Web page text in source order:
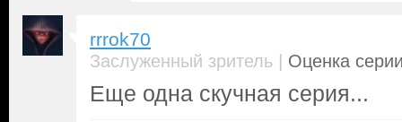
rrrok70
Заслуженный зритель | Оценка
Еще одна скучная серия...